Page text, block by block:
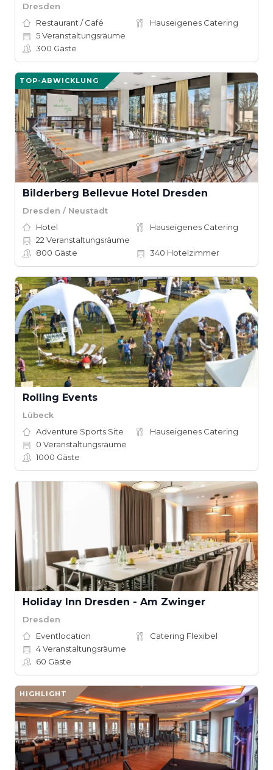
Dresden
Restaurant / Café
Hauseigenes Catering
5Veranstaltungsräume
300 Gäste
TOP-ABWICKLUNG
Bilderberg Bellevue Hotel Dresden
Dresden / Neustadt
Hotel
Hauseigenes Catering
22 Veranstaltungsräume
800 Gäste 340 Hotelzimmer
Rolling Events
Lübeck
Adventure Sports Site
Hauseigenes Catering
0 Veranstaltungsräume
1000 Gäste
Holiday Inn Dresden - Am Zwinger
Dresden
Eventlocation
Catering Flexibel
4Veranstaltungsräume
60 Gäste
HIGHLIGHT